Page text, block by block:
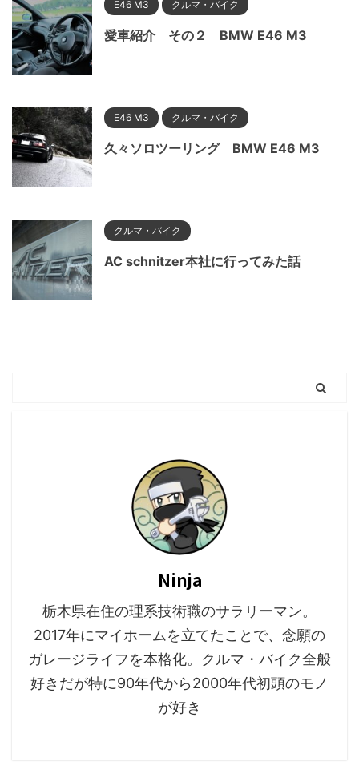
E46 M3 クルマ・バイク
愛車紹介 その２ BMW E46 M3
E46 M3 クルマ・バイク
久々ソロツーリング BMW E46 M3
クルマ・バイク
AC schnitzer本社に行ってみた話
Ninja
栃木県在住の理系技術職のサラリーマン。
2017年にマイホームを立てたことで、念願の
ガレージライフを本格化。クルマ・バイク全般
好きだが特に90年代から2000年代初頭のモノ
が好き